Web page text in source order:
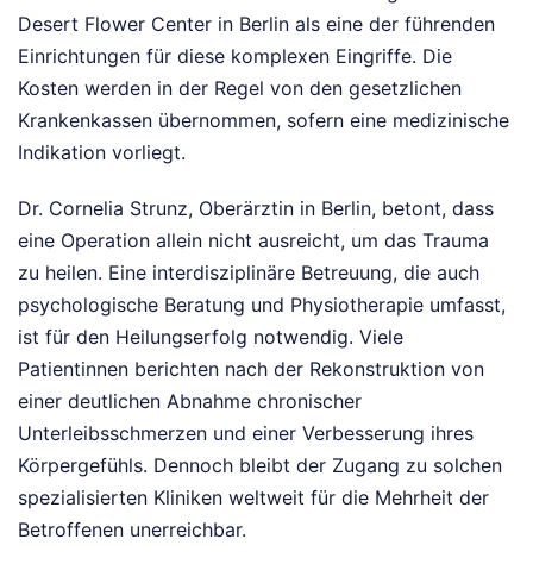
Desert Flower Center in Berlin als eine der führenden
Einrichtungen für diese komplexen Eingriffe. Die
Kosten werden in der Regel von den gesetzlichen
Krankenkassen übernommen, sofern eine medizinische
Indikation vorliegt.
Dr. Cornelia Strunz, Oberärztin in Berlin, betont, dass
eine Operation allein nicht ausreicht, um das Trauma
zu heilen. Eine interdisziplinäre Betreuung, die auch
psychologische Beratung und Physiotherapie umfasst,
ist für den Heilungserfolg notwendig. Viele
Patientinnen berichten nach der Rekonstruktion von
einer deutlichen Abnahme chronischer
Unterleibsschmerzen und einer Verbesserung ihres
Körpergefühls. Dennoch bleibt der Zugang zu solchen
spezialisierten Kliniken weltweit für die Mehrheit der
Betroffenen unerreichbar.